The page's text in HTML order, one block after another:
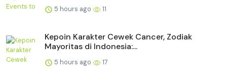
5 hours ago 11
Kepoin Karakter Cewek Cancer, Zodiak
Mayoritas di Indonesia:...
5 hours ago 17